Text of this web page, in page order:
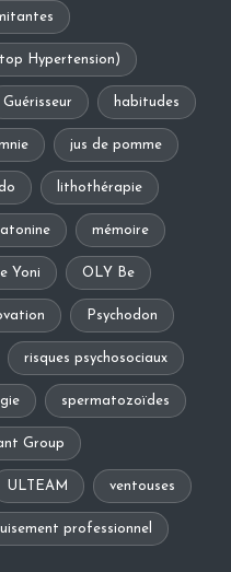
Hypertension)
Guérisseur habitudes
jus de pomme
lithothérapie
mémoire
Yoni OLY Be
Psychodon
risques psychosociaux
spermatozoïdes
Group
ULTEAM ventouses
professionnel